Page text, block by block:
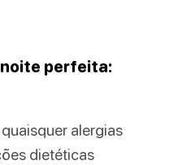
noite perfeita:
alergias
dietéticas